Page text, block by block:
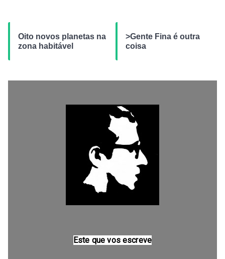
Oito novos planetas na
zona habitável
>Gente Fina é outra
coisa
Este que vos escreve